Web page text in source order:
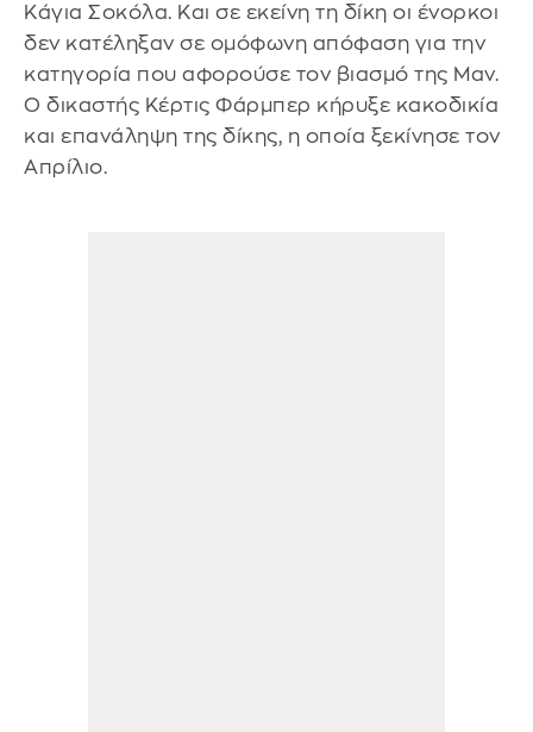
Κάγια Σοκόλα. Και σε εκείνη τη δίκη οι ένορκοι
δεν κατέληξαν σε ομόφωνη απόφαση για την
κατηγορία που αφορούσε τον βιασμό της Μαν.
Ο δικαστής Κέρτις Φάρμπερ κήρυξε κακοδικία
και επανάληψη της δίκης, η οποία ξεκίνησε τον
Απρίλιο.